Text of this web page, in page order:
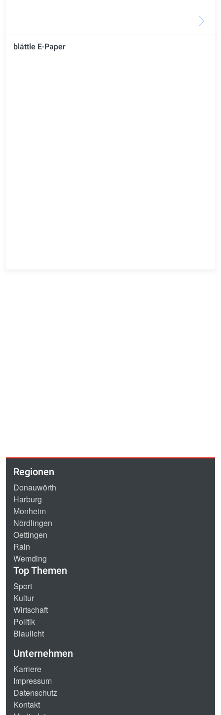
blättle E-Paper
Regionen
Donauwörth
Harburg
Monheim
Nördlingen
Oettingen
Rain
Wemding
Top Themen
Sport
Kultur
Wirtschaft
Politik
Blaulicht
Unternehmen
Karriere
Impressum
Datenschutz
Kontakt